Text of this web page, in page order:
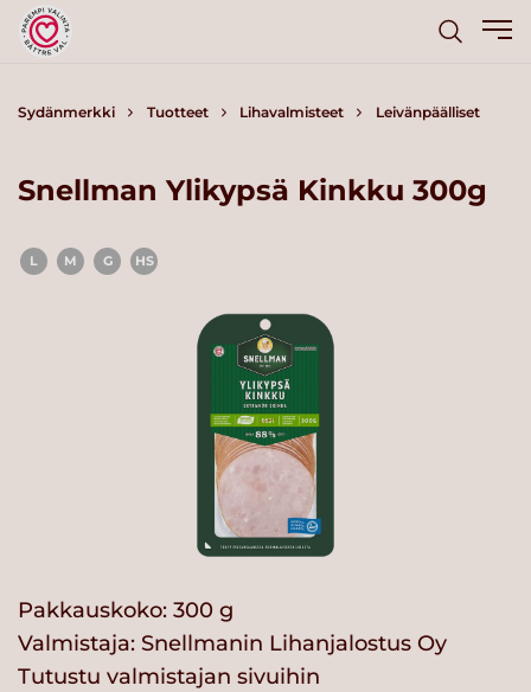
Sydänmerkki Tuotteet Lihavalmisteet Leivänpäälliset
Snellman Ylikypsä Kinkku 300g
L M G HS
Pakkauskoko: 300 g
Valmistaja: Snellmanin Lihanjalostus Oy
Tutustu valmistajan sivuihin